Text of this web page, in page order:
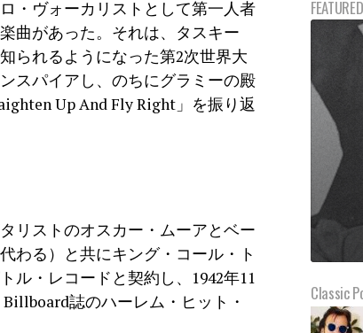
・ヴォーカリストとして第一人者
曲があった。それは、タスキー
られるようになった第2次世界大
スパイアし、のちにグラミーの殿
Up And Fly Right」を振り返
リストのオスカー・ムーアとベー
わる）と共にキング・コール・ト
ル・レコードと契約し、1942年11
誌のハーレム・ヒット・
Classic